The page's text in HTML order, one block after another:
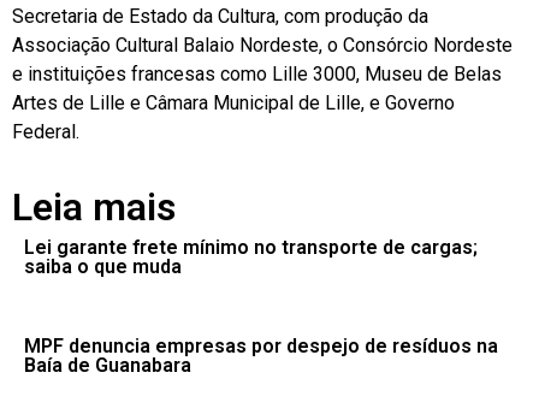
Secretaria de Estado da Cultura, com produção da
Associação Cultural Balaio Nordeste, o Consórcio Nordeste
e instituições francesas como Lille 3000, Museu de Belas
Artes de Lille e Câmara Municipal de Lille, e Governo
Federal.
Leia mais
Lei garante frete mínimo no transporte de cargas;
saiba o que muda
MPF denuncia empresas por despejo de resíduos na
Baía de Guanabara